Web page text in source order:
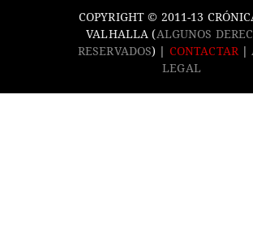
COPYRIGHT © 2011-13
VALHALLA (ALGUNOS
RESERVADOS) | CONTACTAR
LEGAL